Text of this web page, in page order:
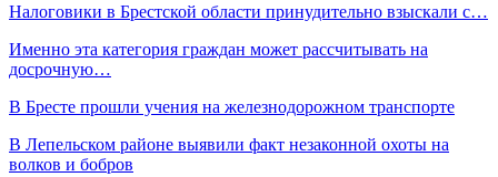
Налоговики в Брестской области принудительно взыскали с…
Именно эта категория граждан может рассчитывать на
досрочную…
В Бресте прошли учения на железнодорожном транспорте
В Лепельском районе выявили факт незаконной охоты на
волков и бобров